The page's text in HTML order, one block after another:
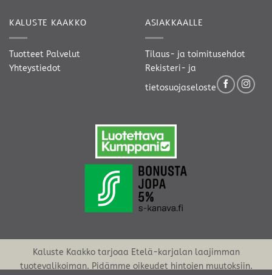
KALUSTE KAAKKO
Tuotteet Palvelut
Yhteystiedot
ASIAKKAALLE
Tilaus- ja toimitusehdot
Rekisteri- ja
tietosuojaseloste
Kaluste Kaakko tarjoaa Etelä-karjalan laajimman
tuotevalikoiman. Pidämme oikeudet hintojen muutoksiin.